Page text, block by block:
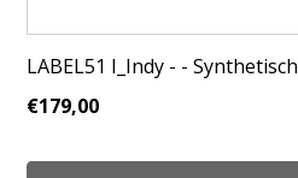
LABEL51 I_Indy - - Synthetisch
€179,00